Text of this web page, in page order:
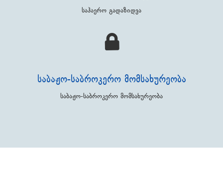
საჰაერო გადაზიდვა
ᲡᲐᲑᲐᲟᲝ-ᲡᲐᲑᲠᲝᲙᲔᲠᲝ ᲛᲝᲛᲡᲐᲮᲣᲠᲔᲝᲑᲐ
საბაჟო-საბროკერო მომსახურეობა